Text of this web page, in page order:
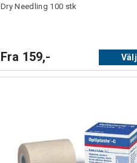
Dry Needling 100 stk
Fra 159,- Välj